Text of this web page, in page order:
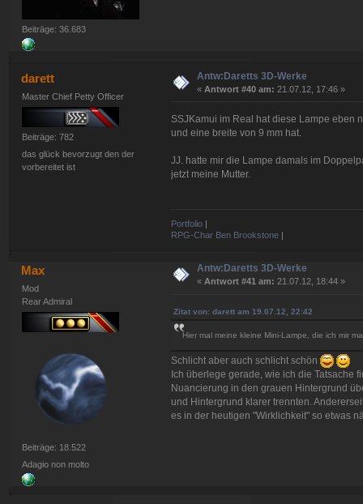
Beiträge: 36.683
darett
Master Chief Petty Officer
Beiträge: 782
das glück bevorzugt den der
vorbereitet ist
Antw:Daretts 3D-Werke
« Antwort #40 am: 21.07.12, 17:46 »
SSJKamui im Real hat diese Lampe eben
und eine breite von 9 mm hat.
JJ. hatte mir die Lampe damals im
jetzt meine Mutter.
Portfolio|
RPG-Char Ben Brookstone|
Max
Mod
Rear Admiral
Beiträge: 18.522
Adagio non molto
Antw:Daretts 3D-Werke
« Antwort #41 am: 21.07.12, 18:44 »
Zitat von: darett am 19.07.12, 22:42
Hier mal meine kleine Mini-Lampe, die ich mir
Schlicht aber auch schlicht schön
Ich überlege gerade, wie ich die Tatsache
Nuancierung in den grauen Hintergrund
und Hintergrund klarer trennten.
es in der heutigen "Wirklichkeit" so etwas